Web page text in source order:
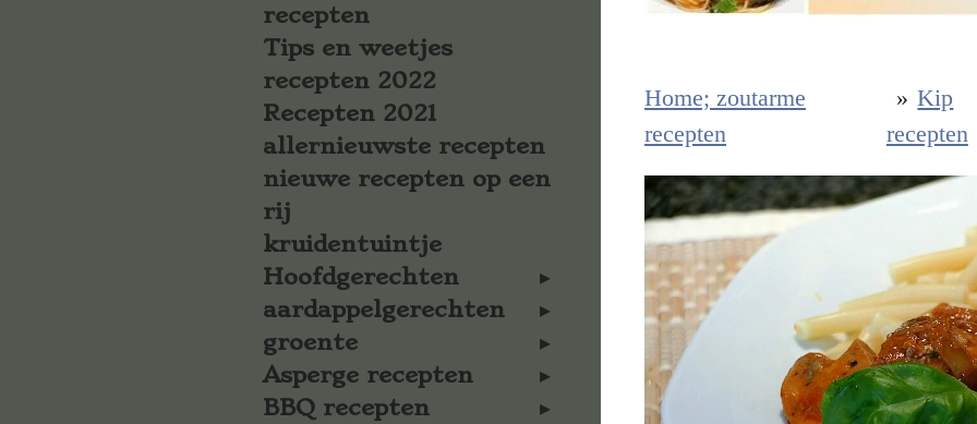
Home; zoutarme
recepten
» Kip
recepten
recepten
Tips en weetjes
recepten 2022
Recepten 2021
allernieuwste recepten
nieuwe recepten op een
rij
kruidentuintje
Hoofdgerechten
aardappelgerechten
groente
Asperge recepten
BBQ recepten